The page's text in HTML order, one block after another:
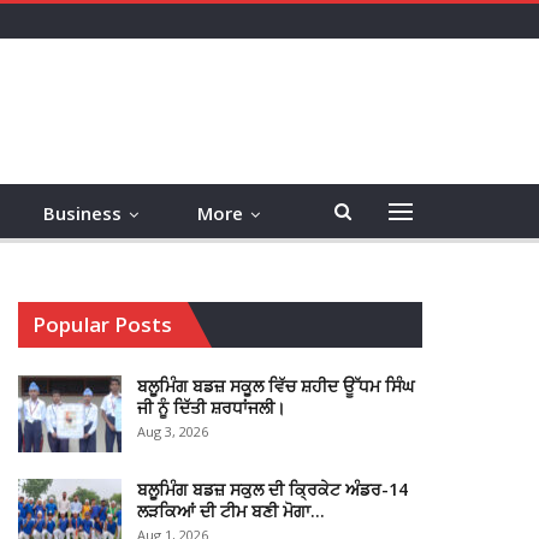
Business More
Popular Posts
ਬਲੂਮਿੰਗ ਬਡਜ਼ ਸਕੂਲ ਵਿੱਚ ਸ਼ਹੀਦ ਊੱਧਮ ਸਿੰਘ
ਜੀ ਨੂੰ ਦਿੱਤੀ ਸ਼ਰਧਾਂਜਲੀ।
Aug 3, 2026
ਬਲੂਮਿੰਗ ਬਡਜ਼ ਸਕੁਲ ਦੀ ਕ੍ਰਿਕੇਟ ਅੰਡਰ-14
ਲੜਕਿਆਂ ਦੀ ਟੀਮ ਬਣੀ ਮੋਗਾ…
Aug 1, 2026